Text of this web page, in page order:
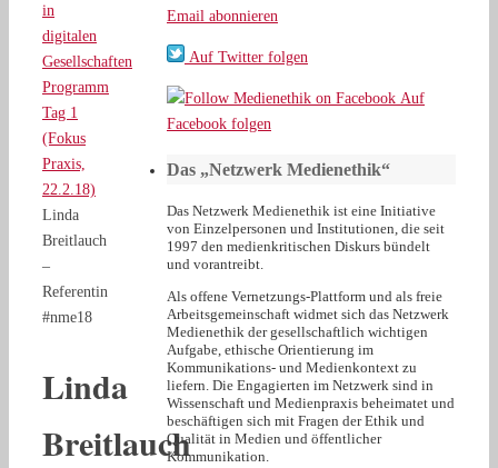
in
digitalen
Gesellschaften
Programm
Tag 1
(Fokus
Praxis,
22.2.18)
Linda
Breitlauch
–
Referentin
#nme18
Linda
Breitlauch
Email abonnieren
Auf Twitter folgen
Auf
Facebook folgen
Das „Netzwerk Medienethik“
Das Netzwerk Medienethik ist eine Initiative
von Einzelpersonen und Institutionen, die seit
1997 den medienkritischen Diskurs bündelt
und vorantreibt.
Als offene Vernetzungs-Plattform und als freie
Arbeitsgemeinschaft widmet sich das Netzwerk
Medienethik der gesellschaftlich wichtigen
Aufgabe, ethische Orientierung im
Kommunikations- und Medienkontext zu
liefern. Die Engagierten im Netzwerk sind in
Wissenschaft und Medienpraxis beheimatet und
beschäftigen sich mit Fragen der Ethik und
Qualität in Medien und öffentlicher
Kommunikation.